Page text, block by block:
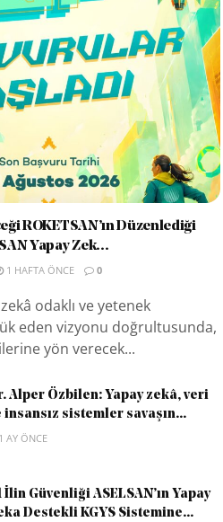
ROKETSAN’ın Düzenlediği
Yapay Zek...
1 HAFTA ÖNCE 0
zekâ odaklı ve yetenek
eden vizyonu doğrultusunda,
yön verecek...
Alper Özbilen: Yapay zekâ, veri
insansız sistemler savaşın...
AY ÖNCE
İlin Güvenliği ASELSAN’ın Yapay
Destekli KGYS Sistemine...